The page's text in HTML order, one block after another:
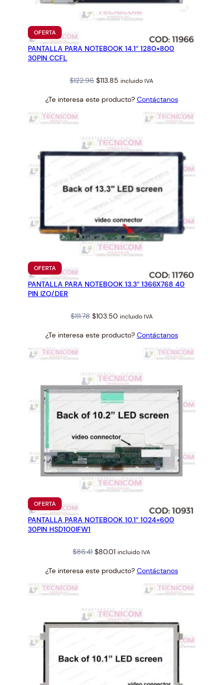
O
R
I
N
N
O
t
d
OFERTAPRODUCTO
EN
OFERTA
PANTALLA PARA NOTEBOOK 14.1″ 1280×800
30PIN CCFL
$122.96 Original
was:
$113.85 Current
is:
incluido IVA
¿Te interesa este producto? Contáctanos
OFERTAPRODUCTO
EN
OFERTA
PANTALLA PARA NOTEBOOK 13.3″ 1366X768 40
PIN IZQ/DER
$111.78 Original
was:
$103.50Current
is:
incluido IVA
¿Te interesa este producto? Contáctanos
OFERTAPRODUCTO
EN
OFERTA
PANTALLA PARA NOTEBOOK 10.1″ 1024×600
30PIN HSD100IFW1
$86.41 Original
was:
$80.01Current
is:
incluido IVA
¿Te interesa este producto? Contáctanos